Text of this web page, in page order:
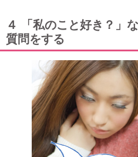
４ 「私のこと好き？」
質問をする